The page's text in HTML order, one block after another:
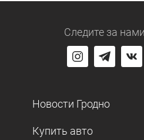
Следите за нами
Новости Гродно
Купить авто